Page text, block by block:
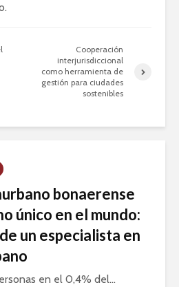
Cooperación
interjurisdiccional
como herramienta de
gestión para ciudades
sostenibles
bonaerense
único en el mundo:
un especialista en
en el 0,4% del...